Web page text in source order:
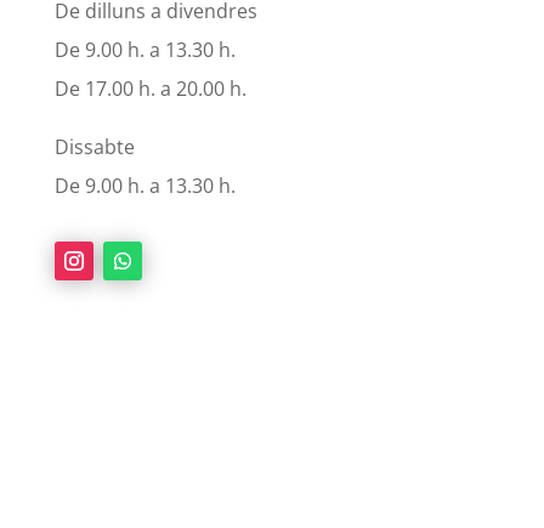
De dilluns a divendres
De 9.00 h. a 13.30 h.
De 17.00 h. a 20.00 h.
Dissabte
De 9.00 h. a 13.30 h.